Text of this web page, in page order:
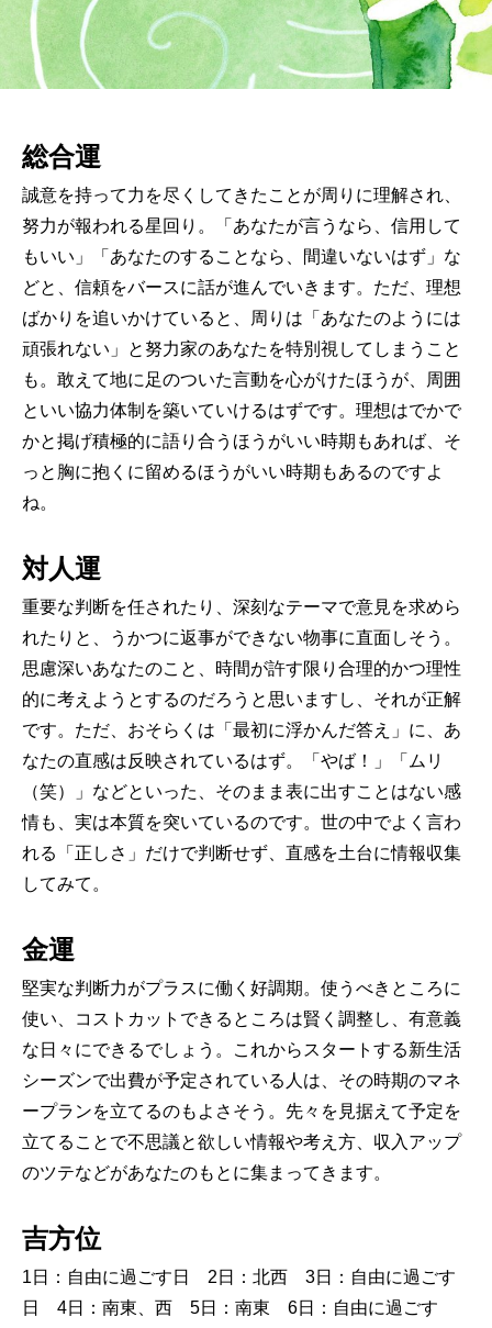
総合運
誠意を持って力を尽くしてきたことが周りに理解され、
努力が報われる星回り。「あなたが言うなら、信用して
もいい」「あなたのすることなら、間違いないはず」な
どと、信頼をバースに話が進んでいきます。ただ、理想
ばかりを追いかけていると、周りは「あなたのようには
頑張れない」と努力家のあなたを特別視してしまうこと
も。敢えて地に足のついた言動を心がけたほうが、周囲
といい協力体制を築いていけるはずです。理想はでかで
かと掲げ積極的に語り合うほうがいい時期もあれば、そ
っと胸に抱くに留めるほうがいい時期もあるのですよ
ね。
対人運
重要な判断を任されたり、深刻なテーマで意見を求めら
れたりと、うかつに返事ができない物事に直面しそう。
思慮深いあなたのこと、時間が許す限り合理的かつ理性
的に考えようとするのだろうと思いますし、それが正解
です。ただ、おそらくは「最初に浮かんだ答え」に、あ
なたの直感は反映されているはず。「やば！」「ムリ
（笑）」などといった、そのまま表に出すことはない感
情も、実は本質を突いているのです。世の中でよく言わ
れる「正しさ」だけで判断せず、直感を土台に情報収集
してみて。
金運
堅実な判断力がプラスに働く好調期。使うべきところに
使い、コストカットできるところは賢く調整し、有意義
な日々にできるでしょう。これからスタートする新生活
シーズンで出費が予定されている人は、その時期のマネ
ープランを立てるのもよさそう。先々を見据えて予定を
立てることで不思議と欲しい情報や考え方、収入アップ
のツテなどがあなたのもとに集まってきます。
吉方位
1日：自由に過ごす日 2日：北西 3日：自由に過ごす
日 4日：南東、西 5日：南東 6日：自由に過ごす